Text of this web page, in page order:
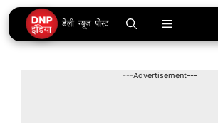
Skip
to
content
Menu
---Advertisement---